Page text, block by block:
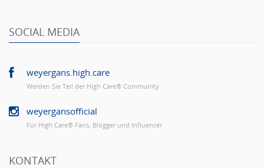
SOCIAL MEDIA
weyergans.high.care
Werden Sie Teil der High Care® Community
weyergansofficial
Für High Care® Fans, Blogger und Influencer
KONTAKT